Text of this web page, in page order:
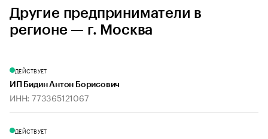
Другие предприниматели в
регионе — г. Москва
ДЕЙСТВУЕТ
ИП Бидин Антон Борисович
ИНН: 773365121067
ДЕЙСТВУЕТ